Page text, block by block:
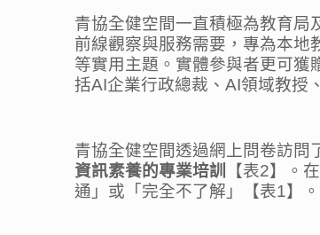
青協全健空間一直積極為教育局
前線觀察與服務需要，專為本地
等實用主題。實體參與者更可獲
括AI企業行政總裁、AI領域教授
青協全健空間透過網上問卷訪問
資訊素養的專業培訓
【表2】。
通」或「完全不了解」【表1】。